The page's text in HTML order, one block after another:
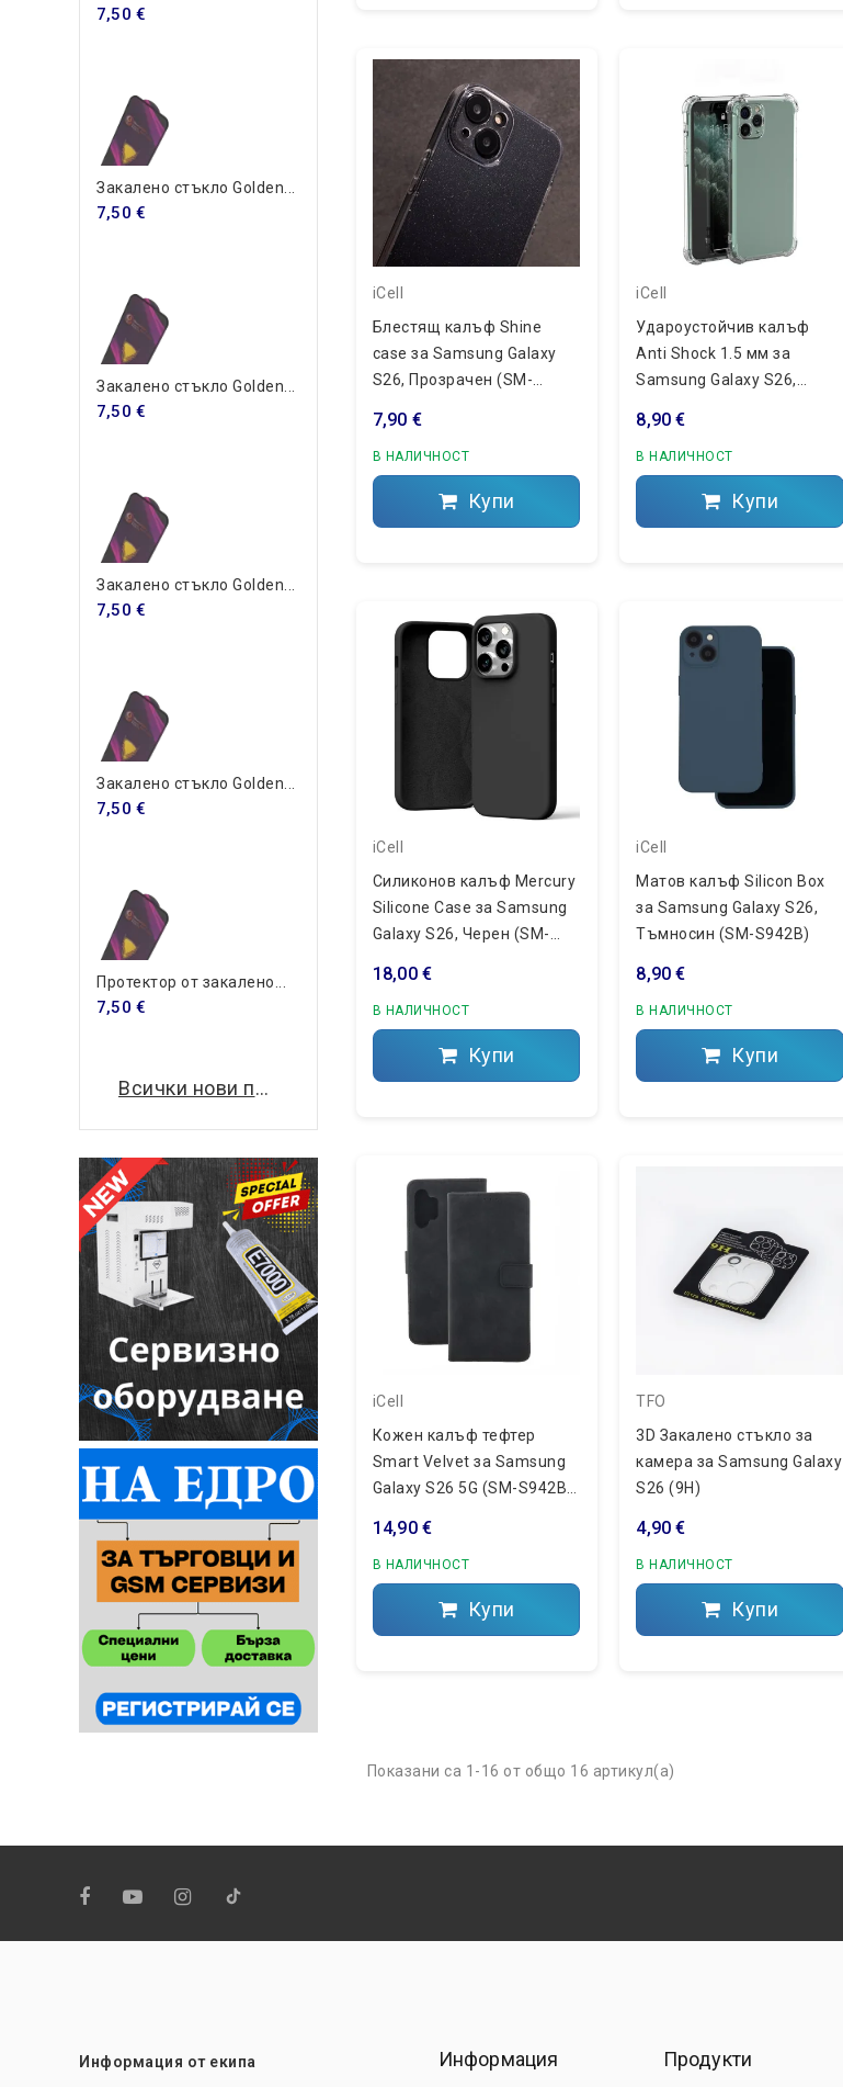
iCell
Блестящ калъф Shine
case за Samsung Galaxy
S26, Прозрачен (SM-
7,90 €
В НАЛИЧНОСТ
Купи
iCell
Удароустойчив калъф
Anti Shock 1.5 мм за
Samsung Galaxy S26,
8,90 €
В НАЛИЧНОСТ
Купи
iCell
Силиконов калъф Mercury
Silicone Case за Samsung
Galaxy S26, Черен (SM-
18,00 €
В НАЛИЧНОСТ
Купи
iCell
Матов калъф Silicon Box
за Samsung Galaxy S26,
Тъмносин (SM-S942B)
8,90 €
В НАЛИЧНОСТ
Купи
iCell
Кожен калъф тефтер
Smart Velvet за Samsung
Galaxy S26 5G (SM-S942B),
14,90 €
В НАЛИЧНОСТ
Купи
TFO
3D Закалено стъкло за
камера за Samsung Galaxy
S26 (9H)
4,90 €
В НАЛИЧНОСТ
Купи
Показани са 1-16 от общо 16 артикул(а)
7,50 €
Закалено стъкло Golden...
7,50 €
Закалено стъкло Golden...
7,50 €
Закалено стъкло Golden...
7,50 €
Закалено стъкло Golden...
7,50 €
Протектор от закалено...
7,50 €
Всички нови продукти
Информация от екипа Информация Продукти